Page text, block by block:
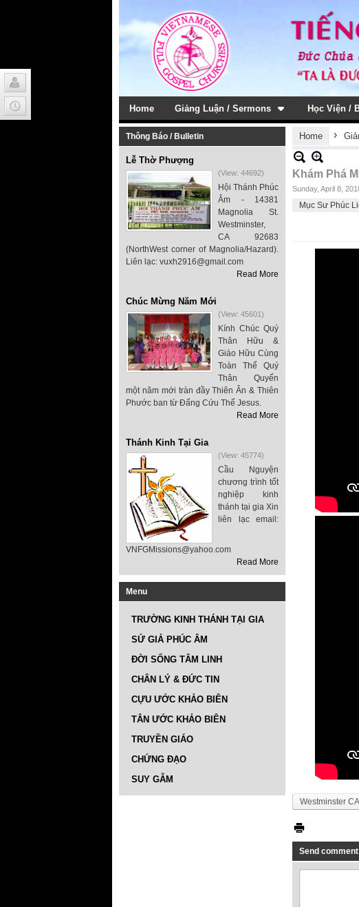
Home Giảng Luận / Sermons Học Viện /
Thông Báo / Bulletin
Lễ Thờ Phượng
(View: 44692)
Hội Thánh Phúc
Âm - 14381
Magnolia St.
Westminster,
CA 92683
(NorthWest corner of Magnolia/Hazard).
Liên lạc: vuxh2916@gmail.com
Read More
Chúc Mừng Năm Mới
(View: 45601)
Kính Chúc Quý
Thân Hữu &
Giáo Hữu Cùng
Toàn Thể Quý
Thân Quyến
một năm mới tràn đầy Thiên Ân & Thiên
Phước ban từ Đấng Cứu Thế Jesus.
Read More
Thánh Kinh Tại Gia
(View: 45774)
Cầu Nguyện
chương trình tốt
nghiệp kinh
thánh tại gia Xin
liên lạc email:
VNFGMissions@yahoo.com
Read More
Menu
TRƯỜNG KINH THÁNH TẠI GIA
SỨ GIẢ PHÚC ÂM
ĐỜI SỐNG TÂM LINH
CHÂN LÝ & ĐỨC TIN
CỰU ƯỚC KHẢO BIÊN
TÂN ƯỚC KHẢO BIÊN
TRUYỀN GIÁO
CHỨNG ĐẠO
SUY GẪM
Home ›
Khám Phá
Sunday, April 8,
Mục Sư Phúc
Westminster
Send comment